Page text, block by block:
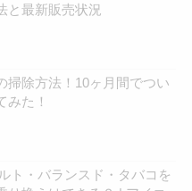
と最新販売状況
掃除方法！10ヶ月間でつい
みた！
ト・バランスド・タバコを